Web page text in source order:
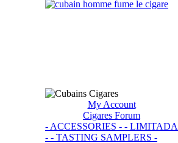
My Account
Cigares Forum
- ACCESSORIES - - LIMITADA
- - TASTING SAMPLERS -